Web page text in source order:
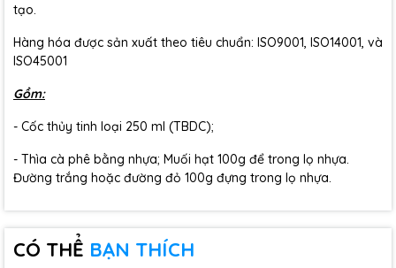
tạo.
Hàng hóa được sản xuất theo tiêu chuẩn: ISO9001, ISO14001, và
ISO45001
Gồm:
- Cốc thủy tinh loại 250 ml (TBDC);
- Thìa cà phê bằng nhựa; Muối hạt 100g để trong lọ nhựa.
Đường trắng hoặc đường đỏ 100g đựng trong lọ nhựa.
CÓ THỂ BẠN THÍCH